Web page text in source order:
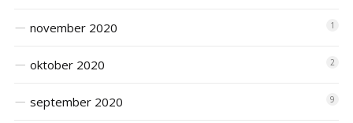
november 2020 1
oktober 2020 2
september 2020 9